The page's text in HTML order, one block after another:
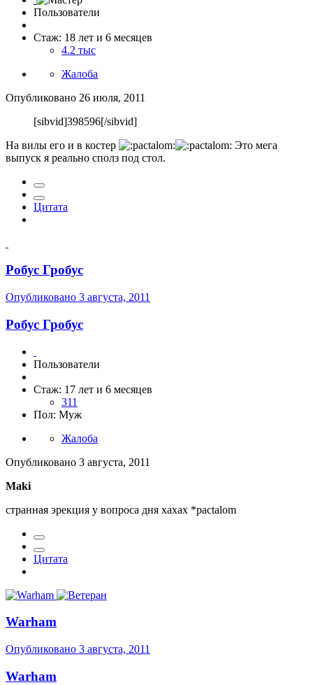
Пользователи
Стаж: 18 лет и 6 месяцев
4.2 тыс
Жалоба
Опубликовано 26 июля, 2011
[sibvid]398596[/sibvid]
На вилы его и в костер
Это мега
выпуск я реально сполз под стол.
Цитата
Робус Гробус
Опубликовано 3 августа, 2011
Робус Гробус
Пользователи
Стаж: 17 лет и 6 месяцев
311
Пол: Муж
Жалоба
Опубликовано 3 августа, 2011
Maki
странная эрекция у вопроса дня хахах *pactalom
Цитата
Warham
Опубликовано 3 августа, 2011
Warham